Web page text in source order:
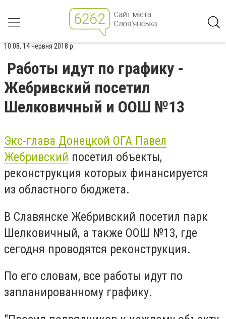
10:08, 14 червня 2018 р.
Работы идут по графику -
Жебривский посетил
Шелковичный и ООШ №13
Экс-глава Донецкой ОГА Павел
Жебривский посетил объекты,
реконструкция которых финансируется
из областного бюджета.
В Славянске Жебривский посетил парк
Шелковичный, а также ООШ №13, где
сегодня проводятся реконструкция.
По его словам, все работы идут по
запланированному графику.